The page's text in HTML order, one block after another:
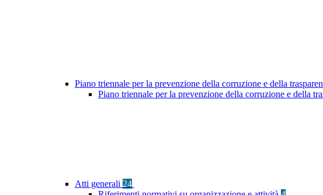
Piano triennale per la prevenzione della corruzione e della
Piano triennale per la prevenzione della corruzione e della
Atti generali 24